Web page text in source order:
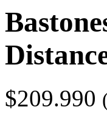
$209.990